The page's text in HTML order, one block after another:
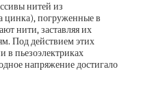
нитей из
цинка), погруженные в
нити, заставляя их
Под действием этих
пьезоэлектриках
напряжение достигало